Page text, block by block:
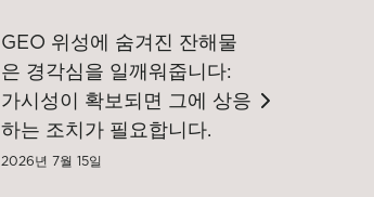
GEO 위성에 숨겨진 잔해물
은 경각심을 일깨워줍니다:
가시성이 확보되면 그에 상응
하는 조치가 필요합니다.
2026년 7월 15일